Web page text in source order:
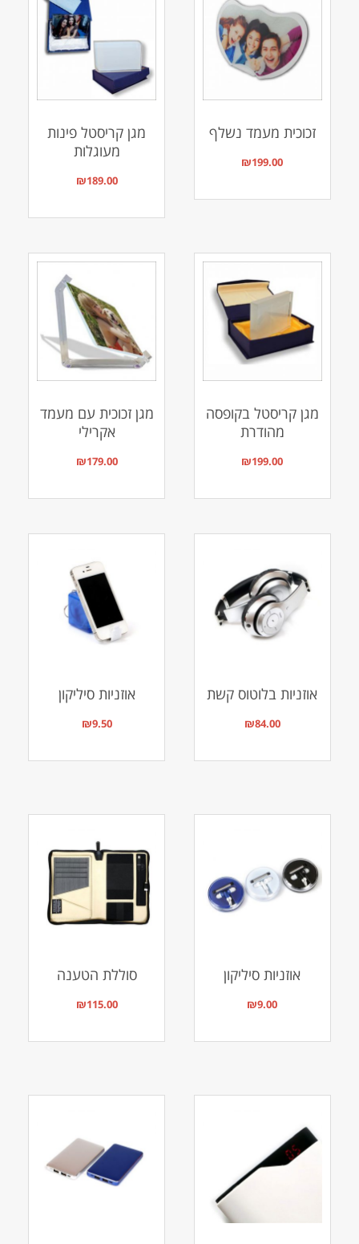
זכוכית מעמד נשלף
₪199.00
מגן קריסטל פינות
מעוגלות
₪189.00
מגן קריסטל בקופסה
מהודרת
₪199.00
מגן זכוכית עם מעמד
אקרילי
₪179.00
אוזניות בלוטוס קשת
₪84.00
אוזניות סיליקון
₪9.50
אוזניות סיליקון
₪9.00
סוללת הטענה
₪115.00